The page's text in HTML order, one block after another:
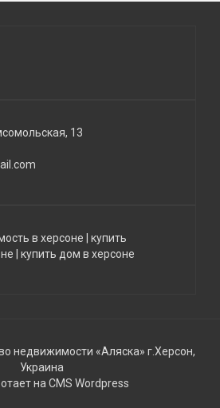
13
в херсоне
купить
купить дом в херсоне
недвижимости «Аляска» г.Херсон,
Украина
на CMS Wordpress